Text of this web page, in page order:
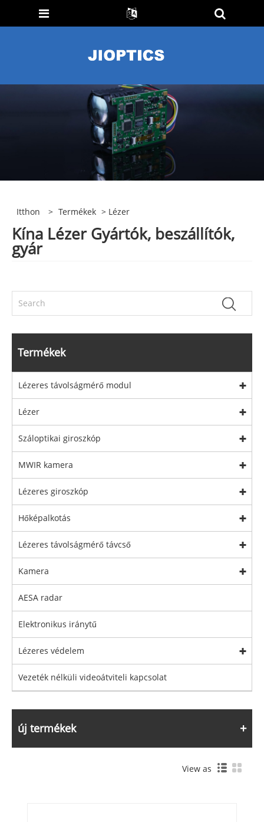
Itthon > Termékek > Lézer
Kína Lézer Gyártók, beszállítók,
gyár
Termékek
Lézeres távolságmérő modul
Lézer
Száloptikai giroszkóp
MWIR kamera
Lézeres giroszkóp
Hőképalkotás
Lézeres távolságmérő távcső
Kamera
AESA radar
Elektronikus iránytű
Lézeres védelem
Vezeték nélküli videoátviteli kapcsolat
új termékek
View as